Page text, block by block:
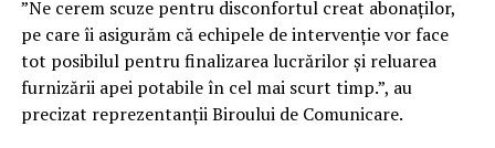
”Ne cerem scuze pentru disconfortul creat abonaților,
pe care îi asigurăm că echipele de intervenție vor face
tot posibilul pentru finalizarea lucrărilor și reluarea
furnizării apei potabile în cel mai scurt timp.”, au
precizat reprezentanții Biroului de Comunicare.